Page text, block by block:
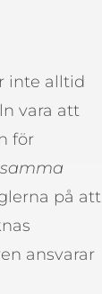
inte alltid
vara att
för
på att
ansvarar